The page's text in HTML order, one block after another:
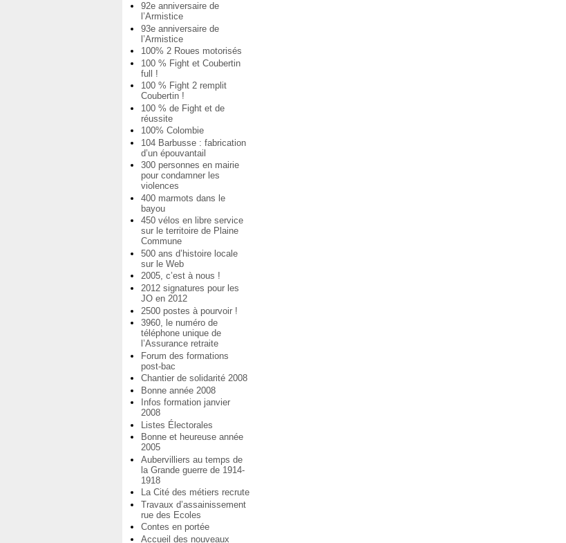
92e anniversaire de
l’Armistice
93e anniversaire de
l’Armistice
100% 2 Roues motorisés
100 % Fight et Coubertin
full !
100 % Fight 2 remplit
Coubertin !
100 % de Fight et de
réussite
100% Colombie
104 Barbusse : fabrication
d’un épouvantail
300 personnes en mairie
pour condamner les
violences
400 marmots dans le
bayou
450 vélos en libre service
sur le territoire de Plaine
Commune
500 ans d’histoire locale
sur le Web
2005, c’est à nous !
2012 signatures pour les
JO en 2012
2500 postes à pourvoir !
3960, le numéro de
téléphone unique de
l’Assurance retraite
Forum des formations
post-bac
Chantier de solidarité 2008
Bonne année 2008
Infos formation janvier
2008
Listes Électorales
Bonne et heureuse année
2005
Aubervilliers au temps de
la Grande guerre de 1914-
1918
La Cité des métiers recrute
Travaux d’assainissement
rue des Ecoles
Contes en portée
Accueil des nouveaux